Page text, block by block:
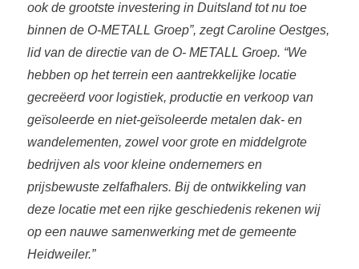
ook de grootste investering in Duitsland tot nu toe
binnen de O-METALL Groep”, zegt Caroline Oestges,
lid van de directie van de O- METALL Groep. “We
hebben op het terrein een aantrekkelijke locatie
gecreëerd voor logistiek, productie en verkoop van
geïsoleerde en niet-geïsoleerde metalen dak- en
wandelementen, zowel voor grote en middelgrote
bedrijven als voor kleine ondernemers en
prijsbewuste zelfafhalers. Bij de ontwikkeling van
deze locatie met een rijke geschiedenis rekenen wij
op een nauwe samenwerking met de gemeente
Heidweiler.”